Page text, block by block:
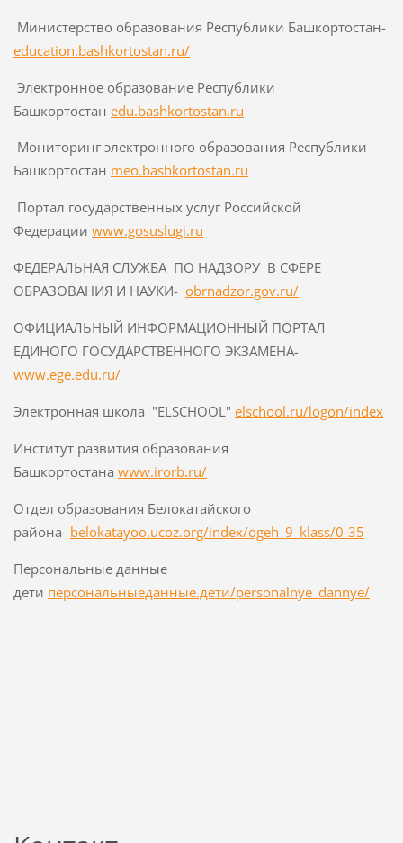
Министерство образования Республики Башкортостан-
education.bashkortostan.ru/
Электронное образование Республики
Башкортостан edu.bashkortostan.ru
Мониторинг электронного образования Республики
Башкортостан meo.bashkortostan.ru
Портал государственных услуг Российской
Федерации www.gosuslugi.ru
ФЕДЕРАЛЬНАЯ СЛУЖБА ПО НАДЗОРУ В СФЕРЕ
ОБРАЗОВАНИЯ И НАУКИ- obrnadzor.gov.ru/
ОФИЦИАЛЬНЫЙ ИНФОРМАЦИОННЫЙ ПОРТАЛ
ЕДИНОГО ГОСУДАРСТВЕННОГО ЭКЗАМЕНА-
www.ege.edu.ru/
Электронная школа "ELSCHOOL" elschool.ru/logon/index
Институт развития образования
Башкортостана www.irorb.ru/
Отдел образования Белокатайского
района- belokatayoo.ucoz.org/index/ogeh_9_klass/0-35
Персональные данные
дети персональныеданные.дети/personalnye_dannye/